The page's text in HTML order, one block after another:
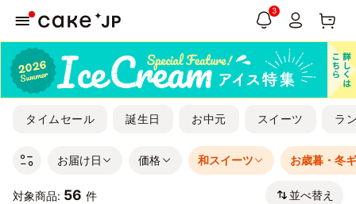
3
タイムセール 誕生日 お中元 スイーツ ラ
お届け日 価格 和スイーツ お歳暮・冬
対象商品: 56 件 並べ替え